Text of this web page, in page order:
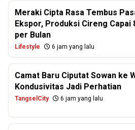
Meraki Cipta Rasa Tembus
Ekspor, Produksi Cireng Capai
per Bulan
Lifestyle 6 jam yang lalu
Camat Baru Ciputat Sowan ke
Kondusivitas Jadi Perhatian
TangselCity 6 jam yang lalu